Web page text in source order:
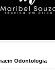
Odontologia